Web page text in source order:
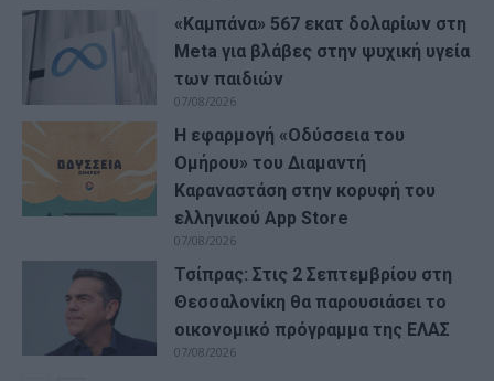
«Καμπάνα» 567 εκατ δολαρίων στη
Meta για βλάβες στην ψυχική υγεία
των παιδιών
07/08/2026
Η εφαρμογή «Οδύσσεια του
Ομήρου» του Διαμαντή
Καραναστάση στην κορυφή του
ελληνικού App Store
07/08/2026
Τσίπρας: Στις 2 Σεπτεμβρίου στη
Θεσσαλονίκη θα παρουσιάσει το
οικονομικό πρόγραμμα της ΕΛΑΣ
07/08/2026